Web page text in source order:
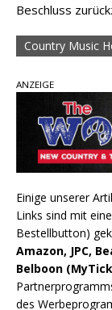
Beschluss
Country Music
ANZEIGE
Einige unserer
Links sind mit
Bestellbutton)
Amazon, JPC,
Belboon
des